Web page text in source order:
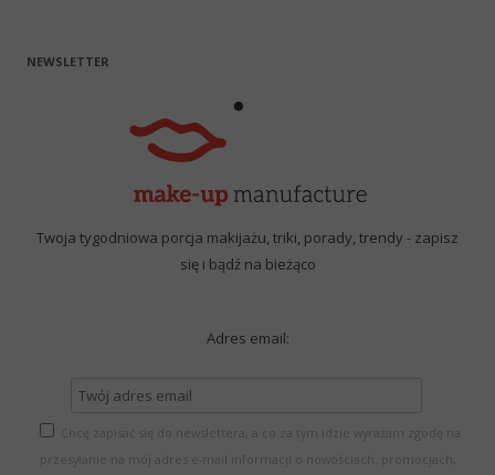
NEWSLETTER
Twoja tygodniowa porcja makijażu, triki, porady, trendy - zapisz
się i bądź na bieżąco
Adres email:
Chcę zapisać się do newslettera, a co za tym idzie wyrażam zgodę na
przesyłanie na mój adres e-mail informacji o nowościach, promocjach,